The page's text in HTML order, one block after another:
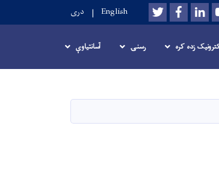
Youtube
LinkedIn
Facebook
Twitter
English دری
زده کره رسنۍ آسانتیاوې